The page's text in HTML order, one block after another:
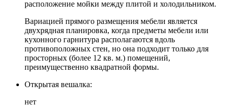
расположение мойки между плитой и холодильником.
Вариацией прямого размещения мебели является
двухрядная планировка, когда предметы мебели или
кухонного гарнитура располагаются вдоль
противоположных стен, но она подходит только для
просторных (более 12 кв. м.) помещений,
преимущественно квадратной формы.
Открытая вешалка:
нет